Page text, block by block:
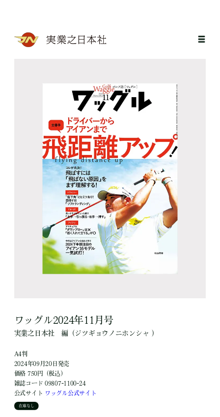
ワッグル2024年11月号
実業之日本社 編（ジツギョウノニホンシャ ）
A4判
2024年09月20日発売
価格 750円（税込）
雑誌コード 09807-1100-24
公式サイト ワッグル公式サイト
在庫なし